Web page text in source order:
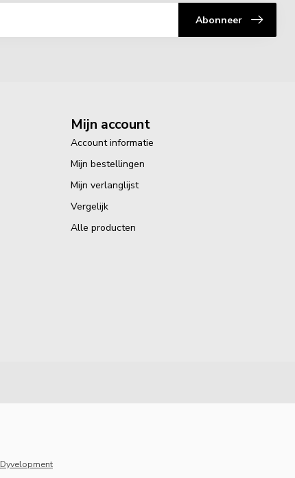
Abonneer
Mijn account
Account informatie
Mijn bestellingen
Mijn verlanglijst
Vergelijk
Alle producten
Dyvelopment